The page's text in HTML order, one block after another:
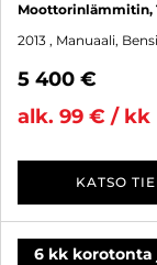
Moottorinlämmitin,
2013 , Manuaali,
5 400 €
alk. 99 € / kk
KATSO
6 kk